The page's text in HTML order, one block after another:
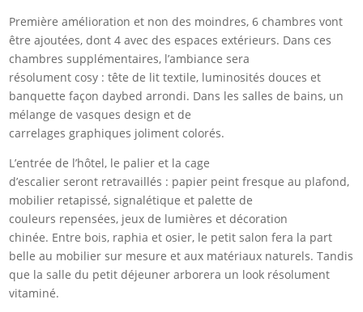
Première amélioration et non des moindres, 6 chambres vont
être ajoutées, dont 4 avec des espaces extérieurs. Dans ces
chambres supplémentaires, l’ambiance sera
résolument cosy : tête de lit textile, luminosités douces et
banquette façon daybed arrondi. Dans les salles de bains, un
mélange de vasques design et de
carrelages graphiques joliment colorés.
L’entrée de l’hôtel, le palier et la cage
d’escalier seront retravaillés : papier peint fresque au plafond,
mobilier retapissé, signalétique et palette de
couleurs repensées, jeux de lumières et décoration
chinée. Entre bois, raphia et osier, le petit salon fera la part
belle au mobilier sur mesure et aux matériaux naturels. Tandis
que la salle du petit déjeuner arborera un look résolument
vitaminé.